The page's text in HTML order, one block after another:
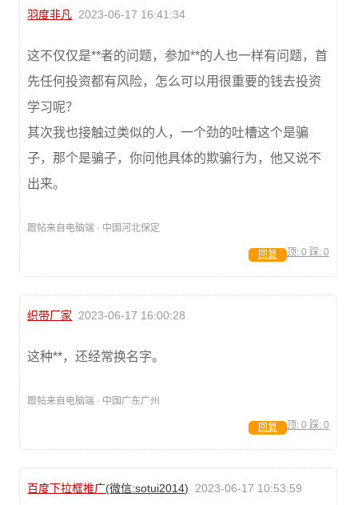
羽度非凡 2023-06-17 16:41:34
这不仅仅是**者的问题，参加**的人也一样有问题，首
先任何投资都有风险，怎么可以用很重要的钱去投资
学习呢？
其次我也接触过类似的人，一个劲的吐槽这个是骗
子，那个是骗子，你问他具体的欺骗行为，他又说不
出来。
跟帖来自电脑端 · 中国河北保定
顶: 0 踩: 0
回复
织带厂家 2023-06-17 16:00:28
这种**，还经常换名字。
跟帖来自电脑端 · 中国广东广州
顶: 0 踩: 0
回复
百度下拉框推广(微信:sotui2014) 2023-06-17 10:53:59